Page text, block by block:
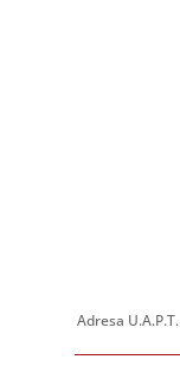
Adresa U.A.P.T.